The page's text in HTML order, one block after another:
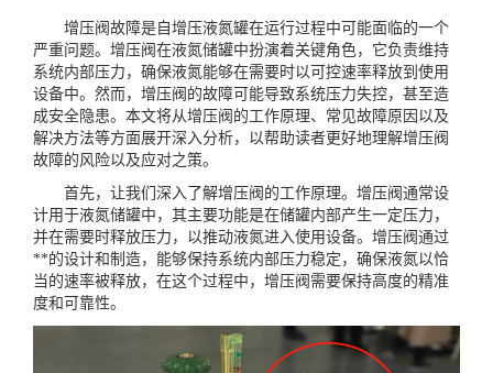
增压阀故障是自增压液氮罐在运行过程中可能面临的一个
严重问题。增压阀在液氮储罐中扮演着关键角色，它负责维持
系统内部压力，确保液氮能够在需要时以可控速率释放到使用
设备中。然而，增压阀的故障可能导致系统压力失控，甚至造
成安全隐患。本文将从增压阀的工作原理、常见故障原因以及
解决方法等方面展开深入分析，以帮助读者更好地理解增压阀
故障的风险以及应对之策。
首先，让我们深入了解增压阀的工作原理。增压阀通常设
计用于液氮储罐中，其主要功能是在储罐内部产生一定压力，
并在需要时释放压力，以推动液氮进入使用设备。增压阀通过
**的设计和制造，能够保持系统内部压力稳定，确保液氮以恰
当的速率被释放，在这个过程中，增压阀需要保持高度的精准
度和可靠性。